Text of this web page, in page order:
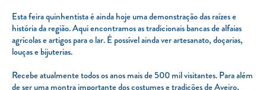
Esta feira quinhentista é ainda hoje uma demonstração das raízes e
história da região. Aqui encontramos as tradicionais bancas de alfaias
agrícolas e artigos para o lar. É possível ainda ver artesanato, doçarias,
louças e bijuterias.
Recebe atualmente todos os anos mais de 500 mil visitantes. Para além
de ser uma montra importante dos costumes e tradições de Aveiro,